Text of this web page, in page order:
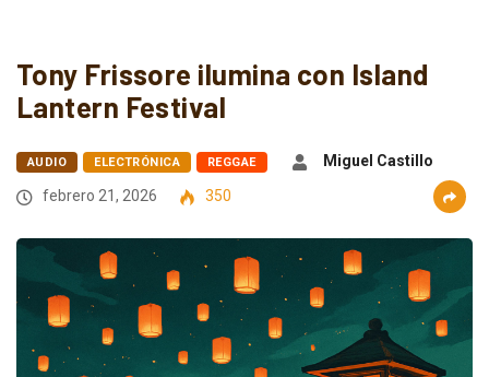
Tony Frissore ilumina con Island
Lantern Festival
AUDIO ELECTRÓNICA REGGAE
Miguel Castillo
febrero 21, 2026
350